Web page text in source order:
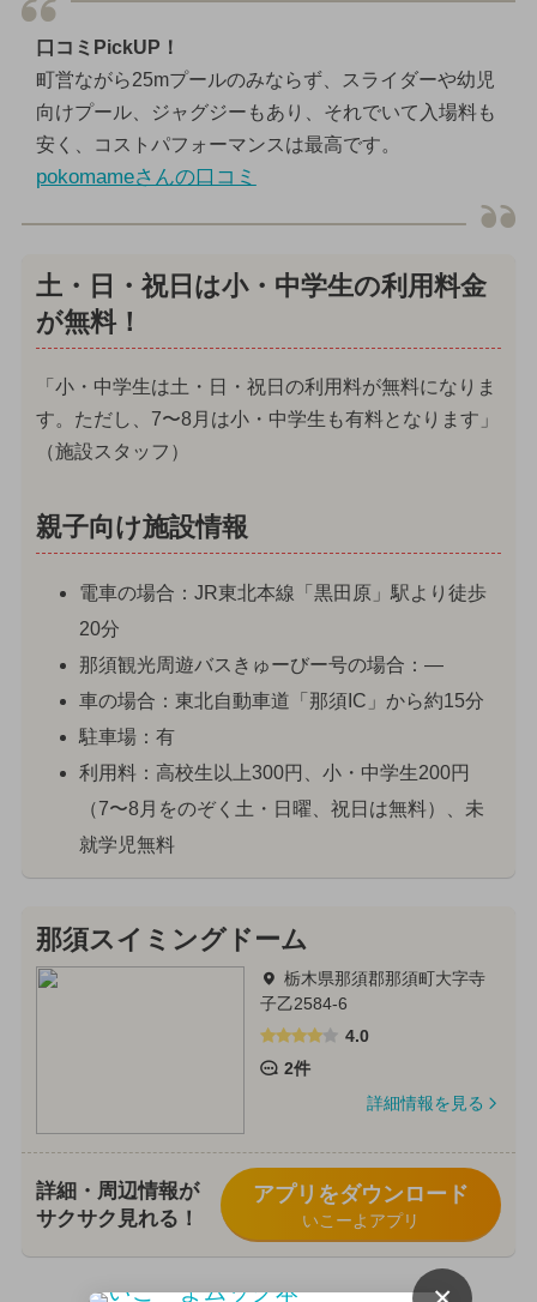
口コミPickUP！
町営ながら25mプールのみならず、スライダーや幼児
向けプール、ジャグジーもあり、それでいて入場料も
安く、コストパフォーマンスは最高です。
pokomameさんの口コミ
土・日・祝日は小・中学生の利用料金
が無料！
「小・中学生は土・日・祝日の利用料が無料になりま
す。ただし、7〜8月は小・中学生も有料となります」
（施設スタッフ）
親子向け施設情報
電車の場合：JR東北本線「黒田原」駅より徒歩
20分
那須観光周遊バスきゅーびー号の場合：—
車の場合：東北自動車道「那須IC」から約15分
駐車場：有
利用料：高校生以上300円、小・中学生200円
（7〜8月をのぞく土・日曜、祝日は無料）、未
就学児無料
那須スイミングドーム
栃木県那須郡那須町大字寺
子乙2584-6
4.0
2件
詳細情報を見る
詳細・周辺情報が
サクサク見れる！
アプリをダウンロード
いこーよアプリ